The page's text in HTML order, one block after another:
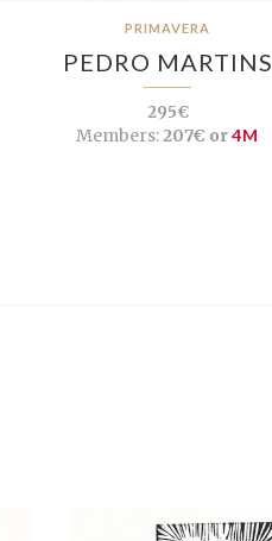
PRIMAVERA
PEDRO MARTINS
295€
Members:207€ or4M